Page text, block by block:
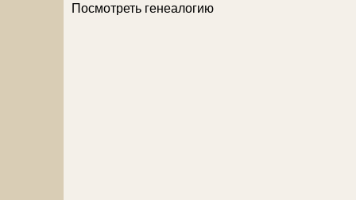
Посмотреть генеалогию